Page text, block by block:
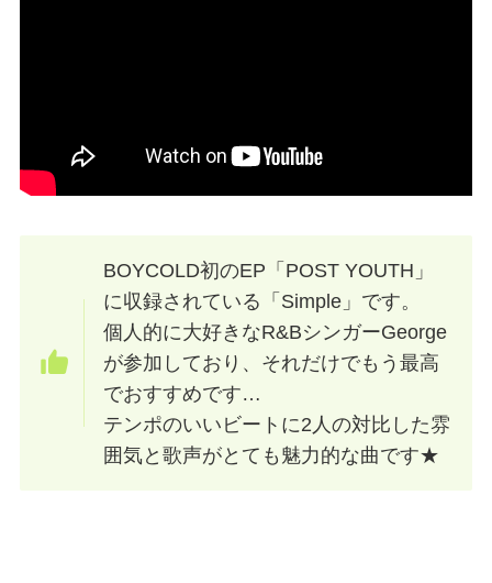
BOYCOLD初のEP「POST YOUTH」
に収録されている「Simple」です。
個人的に大好きなR&BシンガーGeorge
が参加しており、それだけでもう最高
でおすすめです…
テンポのいいビートに2人の対比した雰
囲気と歌声がとても魅力的な曲です★